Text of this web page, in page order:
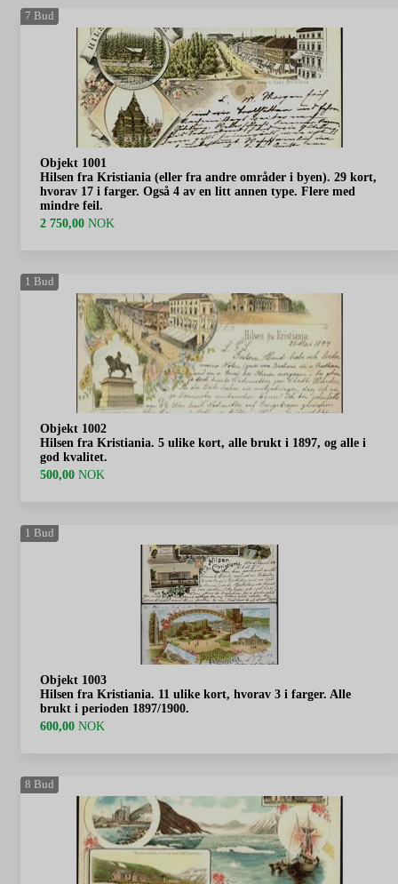
7 Bud
Objekt 1001
Hilsen fra Kristiania (eller fra andre områder i byen). 29 kort,
hvorav 17 i farger. Også 4 av en litt annen type. Flere med
mindre feil.
2 750,00 NOK
1 Bud
Objekt 1002
Hilsen fra Kristiania. 5 ulike kort, alle brukt i 1897, og alle i
god kvalitet.
500,00 NOK
1 Bud
Objekt 1003
Hilsen fra Kristiania. 11 ulike kort, hvorav 3 i farger. Alle
brukt i perioden 1897/1900.
600,00 NOK
8 Bud